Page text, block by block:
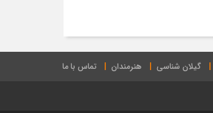
گیلان شناسی هنرمندان تماس با ما